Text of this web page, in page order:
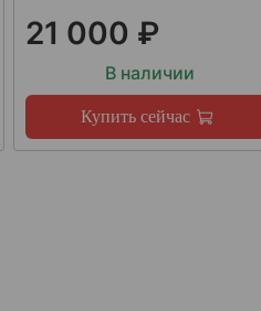
21 000 ₽
В наличии
Купить сейчас